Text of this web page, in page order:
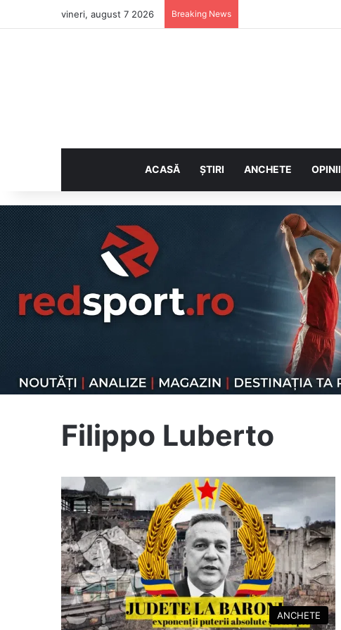
vineri, august 7 2026 Breaking News
ACASĂ ȘTIRI ANCHETE OPINII
Filippo Luberto
ANCHETE